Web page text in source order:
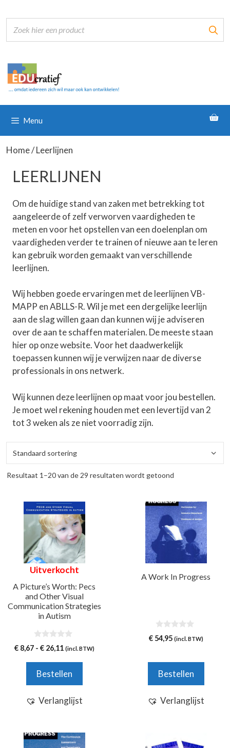
naar
inhoud
Menu
Home/ Leerlijnen
LEERLIJNEN
Om de huidige stand van zaken met betrekking tot
aangeleerde of zelf verworven vaardigheden te
meten en voor het opstellen van een doelenplan om
vaardigheden verder te trainen of nieuwe aan te leren
kan gebruik worden gemaakt van verschillende
leerlijnen.
Wij hebben goede ervaringen met de leerlijnen VB-
MAPP en ABLLS-R. Wil je met een dergelijke leerlijn
aan de slag willen gaan dan kunnen wij je adviseren
over de aan te schaffen materialen. De meeste staan
hier op onze website. Voor het daadwerkelijk
toepassen kunnen wij je verwijzen naar dediverse
professionals in ons netwerk.
Wij kunnen deze leerlijnen op maat voor jou bestellen.
Je moet wel rekening houden met een levertijd van 2
tot 3 weken als ze niet voorradig zijn.
Resultaat 1–20 van de 29 resultaten wordt getoond
Uitverkocht
A Picture’s Worth: Pecs
and Other Visual
Communication Strategies
in Autism
v
5
€8,67 - €26,11 Prijsklasse:
€ 26,11
(incl. BTW)
Bestellen
product
heeft
meerdere
variaties.
optie
gekozen
de
productpagina
Verlanglijst
A Work In Progress
0
v
5
€54,95 (incl. BTW)
Bestellen
Verlanglijst